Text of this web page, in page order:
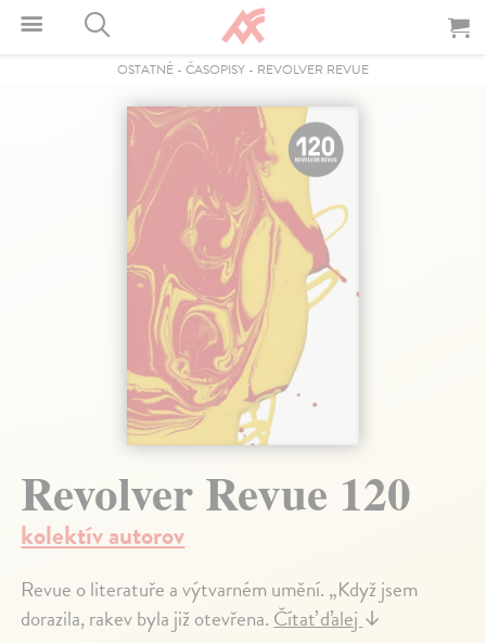
OSTATNÉ - ČASOPISY - REVOLVER REVUE
Revolver Revue 120
kolektív autorov
Revue o literatuře a výtvarném umění. „Když jsem
dorazila, rakev byla již otevřena.Čítať ďalej↓